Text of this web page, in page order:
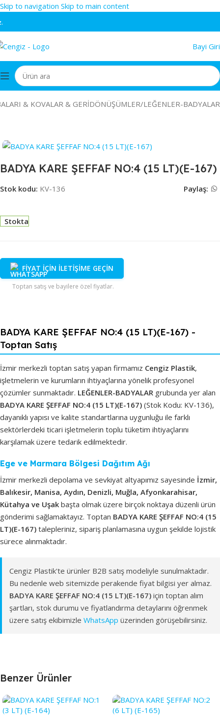
Skip to navigation Skip to main content
Bayi
& KOVALAR & GERİDÖNÜŞÜMLER/LEĞENLER-BADYALAR
BADYA KARE ŞEFFAF NO:4 (15 LT)(E-167)
Stok kodu: KV-136 Paylaş:
Stokta
FİYAT İÇİN İLETİŞİME GEÇİN
Toptan satış ve bayilere özel fiyatlar.
BADYA KARE ŞEFFAF NO:4 (15 LT)(E-167) -
Toptan Satış
İzmir merkezli toptan satış yapan firmamız Cengiz Plastik,
işletmelerin ve kurumların ihtiyaçlarına yönelik profesyonel
çözümler sunmaktadır. LEĞENLER-BADYALAR grubunda yer alan
BADYA KARE ŞEFFAF NO:4 (15 LT)(E-167) (Stok Kodu: KV-136),
dayanıklı yapısı ve kalite standartlarına uygunluğu ile farklı
sektörlerdeki ticari işletmelerin toplu tüketim ihtiyaçlarını
karşılamak üzere tedarik edilmektedir.
Ege ve Marmara Bölgesi Dağıtım Ağı
İzmir merkezli depolama ve sevkiyat altyapımız sayesinde İzmir,
Balıkesir, Manisa, Aydın, Denizli, Muğla, Afyonkarahisar,
Kütahya ve Uşak başta olmak üzere birçok noktaya düzenli ürün
gönderimi sağlamaktayız. Toptan BADYA KARE ŞEFFAF NO:4 (15
LT)(E-167) talepleriniz, sipariş planlamasına uygun şekilde lojistik
sürece alınmaktadır.
Cengiz Plastik'te ürünler B2B satış modeliyle sunulmaktadır.
Bu nedenle web sitemizde perakende fiyat bilgisi yer almaz.
BADYA KARE ŞEFFAF NO:4 (15 LT)(E-167) için toptan alım
şartları, stok durumu ve fiyatlandırma detaylarını öğrenmek
üzere satış ekibimizle WhatsApp üzerinden görüşebilirsiniz.
Benzer Ürünler